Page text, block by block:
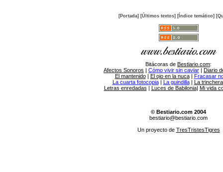
[Portada] [Últimos textos] [Índice temático]
Bitácoras de Bestiario.com:
Afectos Sonoros | Cómo vivir sin caviar | Diario
El mantenido| El ojo en la nuca| Fracasar
La cuarta fotocopia| La guindilla| La
Letras enredadas | Luces de Babilonia| Mi vida
© Bestiario.com 2004
bestiario@bestiario.com
Un proyecto de TresTristesTigres